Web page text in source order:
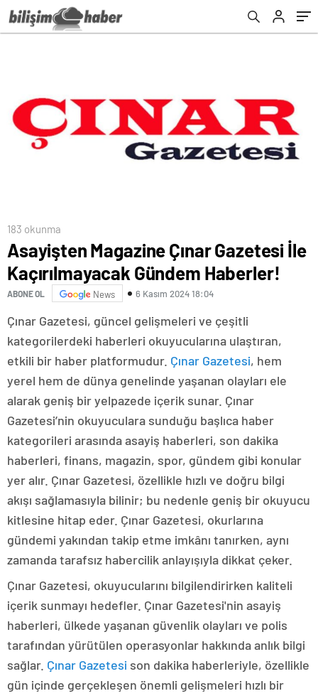
183 okunma
Asayişten Magazine Çınar Gazetesi İle
Kaçırılmayacak Gündem Haberler!
ABONE OL News 6 Kasım 2024 18:04
Çınar Gazetesi, güncel gelişmeleri ve çeşitli
kategorilerdeki haberleri okuyucularına ulaştıran,
etkili bir haber platformudur. Çınar Gazetesi, hem
yerel hem de dünya genelinde yaşanan olayları ele
alarak geniş bir yelpazede içerik sunar. Çınar
Gazetesi’nin okuyuculara sunduğu başlıca haber
kategorileri arasında asayiş haberleri, son dakika
haberleri, finans, magazin, spor, gündem gibi konular
yer alır. Çınar Gazetesi, özellikle hızlı ve doğru bilgi
akışı sağlamasıyla bilinir; bu nedenle geniş bir okuyucu
kitlesine hitap eder. Çınar Gazetesi, okurlarına
gündemi yakından takip etme imkânı tanırken, aynı
zamanda tarafsız habercilik anlayışıyla dikkat çeker.
Çınar Gazetesi, okuyucularını bilgilendirirken kaliteli
içerik sunmayı hedefler. Çınar Gazetesi'nin asayiş
haberleri, ülkede yaşanan güvenlik olayları ve polis
tarafından yürütülen operasyonlar hakkında anlık bilgi
sağlar. Çınar Gazetesi son dakika haberleriyle, özellikle
gün içinde gerçekleşen önemli gelişmeleri hızlı bir